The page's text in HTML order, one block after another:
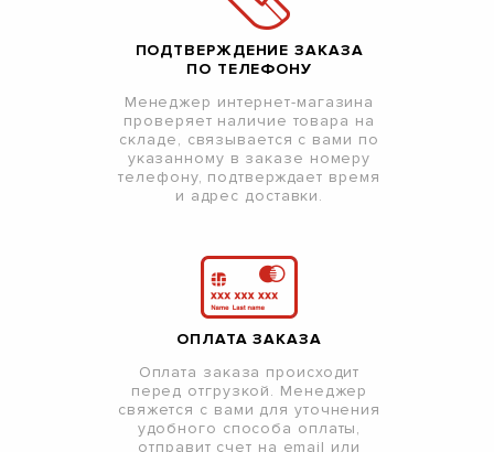
ПОДТВЕРЖДЕНИЕ ЗАКАЗА
ПО ТЕЛЕФОНУ
Менеджер интернет-магазина
проверяет наличие товара на
складе, связывается с вами по
указанному в заказе номеру
телефону, подтверждает время
и адрес доставки.
ОПЛАТА ЗАКАЗА
Оплата заказа происходит
перед отгрузкой. Менеджер
свяжется с вами для уточнения
удобного способа оплаты,
отправит счет на email или